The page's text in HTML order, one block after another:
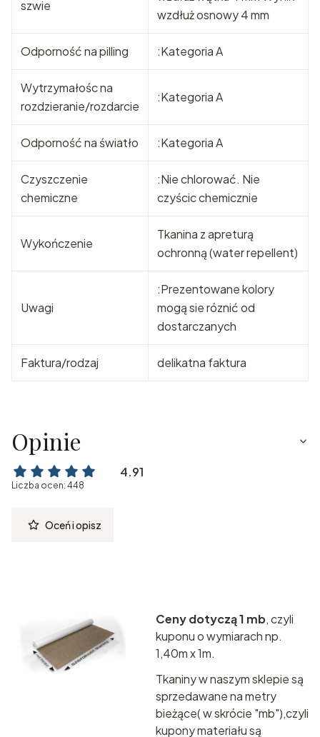
szwie
wzdłuż osnowy 4 mm
Odporność na pilling :Kategoria A
Wytrzymałośc na
rozdzieranie/rozdarcie
:Kategoria A
Odporność na światło :Kategoria A
Czyszczenie
chemiczne
:Nie chlorować. Nie
czyścic chemicznie
Wykończenie
Tkanina z apreturą
ochronną (water repellent)
Uwagi
:Prezentowane kolory
mogą sie róznić od
dostarczanych
Faktura/rodzaj delikatna faktura
Opinie
4.91
Liczba ocen: 448
Oceń i opisz
Ceny dotyczą 1 mb, czyli
kuponu o wymiarach np.
1,40m x 1m.
Tkaniny w naszym sklepie są
sprzedawane na metry
bieżące( w skrócie "mb"),czyli
kupony materiału są